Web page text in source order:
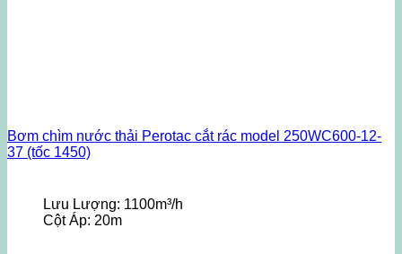
Bơm chìm nước thải Perotac cắt rác model 250WC600-12-
37 (tốc 1450)
Lưu Lượng: 1100m³/h
Cột Áp: 20m